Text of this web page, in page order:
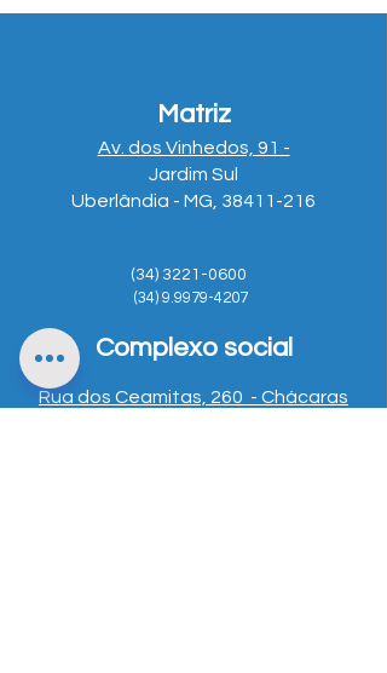
Matriz
Av. dos Vinhedos, 91 -
Jardim Sul
Uberlândia - MG, 38411-216
(34) 3221-0600
(34) 9.9979-4207
Complexo social
Rua dos Ceamitas, 260 - Chácaras